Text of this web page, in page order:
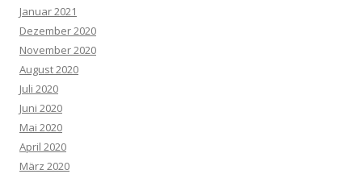
Januar 2021
Dezember 2020
November 2020
August 2020
Juli 2020
Juni 2020
Mai 2020
April 2020
März 2020